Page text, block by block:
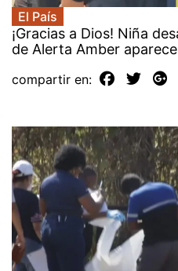
El País
¡Gracias a Dios! Niña
de Alerta Amber
compartir en: